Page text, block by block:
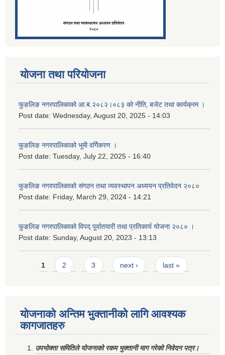
योजना तथा परियोजना
फुङलिङ नगरपालिकाको आ.ब.२०८२।०८३ को नीति‚ बजेट तथा कार्यक्रम ।
Post date: Wednesday, August 20, 2025 - 14:03
फुङलिङ नगरपालिकाको भूमी वर्गिकरण ।
Post date: Tuesday, July 22, 2025 - 16:40
फुङलिङ नगरपालिकाको संगठन तथा व्यवस्थापन अध्ययन प्रतिवेदन २०८०
Post date: Friday, March 29, 2024 - 14:21
फुङलिङ नगरपालिकाको विपद् पूर्वातयारी तथा प्रतिकार्य योजना २०८० ।
Post date: Sunday, August 20, 2023 - 13:13
Pages
1 2 3 next › last »
योजनाको अन्तिम भुक्तानीको लागि आवश्यक
कागजातहरु
उपभोक्ता समितिले योजनाको रकम भुक्तानी माग गरेको निवेदन पत्र।